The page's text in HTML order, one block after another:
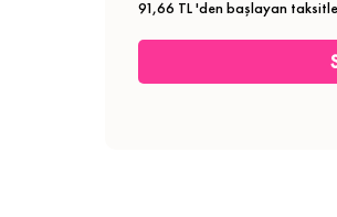
91,66 TL'den başlayan